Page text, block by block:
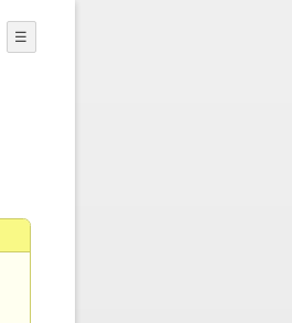
☰